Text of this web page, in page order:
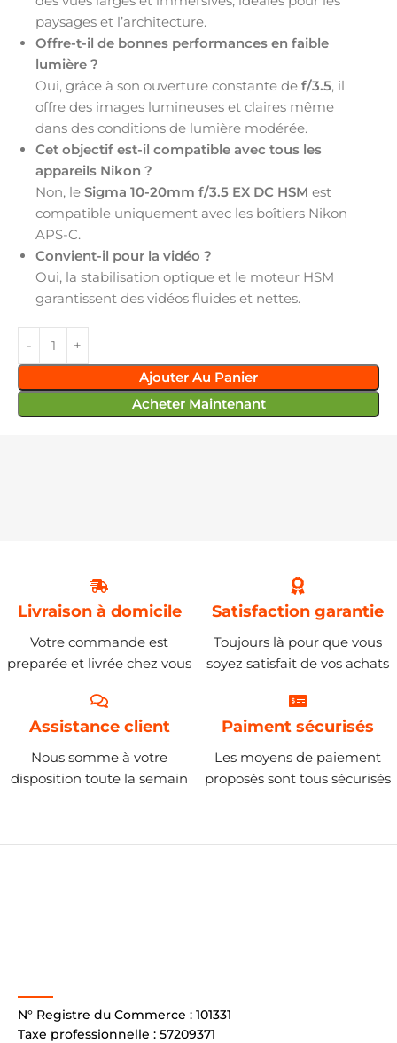
paysages et l’architecture.
Offre-t-il de bonnes performances en faible
lumière ?
Oui, grâce à son ouverture constante de f/3.5, il
offre des images lumineuses et claires même
dans des conditions de lumière modérée.
Cet objectif est-il compatible avec tous les
appareils Nikon ?
Non, le Sigma 10-20mm f/3.5 EX DC HSM est
compatible uniquement avec les boîtiers Nikon
APS-C.
Convient-il pour la vidéo ?
Oui, la stabilisation optique et le moteur HSM
garantissent des vidéos fluides et nettes.
Ajouter Au Panier
Acheter Maintenant
Livraison à domicile
Votre commande est
preparée et livrée chez vous
Satisfaction garantie
Toujours là pour que vous
soyez satisfait de vos achats
Assistance client
Nous somme à votre
disposition toute la semain
Paiment sécurisés
Les moyens de paiement
proposés sont tous sécurisés
N° Registre du Commerce : 101331
Taxe professionnelle : 57209371